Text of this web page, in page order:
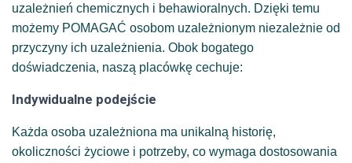
uzależnień chemicznych i behawioralnych. Dzięki temu
możemy POMAGAĆ osobom uzależnionym niezależnie od
przyczyny ich uzależnienia. Obok bogatego
doświadczenia, naszą placówkę cechuje:
Indywidualne podejście
Każda osoba uzależniona ma unikalną historię,
okoliczności życiowe i potrzeby, co wymaga dostosowania